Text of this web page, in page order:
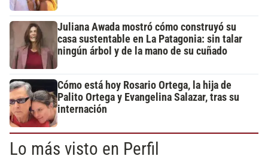
Juliana Awada mostró cómo construyó su
casa sustentable en La Patagonia: sin talar
ningún árbol y de la mano de su cuñado
Cómo está hoy Rosario Ortega, la hija de
Palito Ortega y Evangelina Salazar, tras su
internación
Lo más visto en Perfil